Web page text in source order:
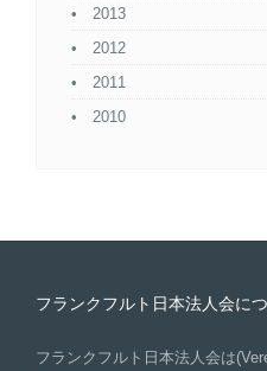
2013
2012
2011
2010
フランクフルト日本法人会に
フランクフルト日本法人会は